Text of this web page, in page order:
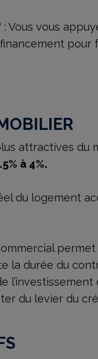
: Vous vous
pour
attractives du
à 4%.
du logement
permet
la durée du
l’investissement
du levier du